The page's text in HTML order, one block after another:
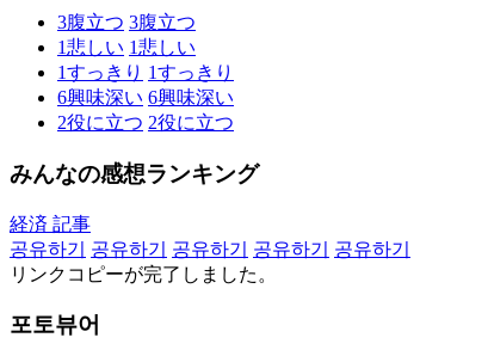
3腹立つ 3腹立つ
1悲しい 1悲しい
1すっきり 1すっきり
6興味深い 6興味深い
2役に立つ 2役に立つ
みんなの感想ランキング
経済 記事
공유하기
공유하기 공유하기 공유하기
공유하기
リンクコピーが完了しました。
포토뷰어